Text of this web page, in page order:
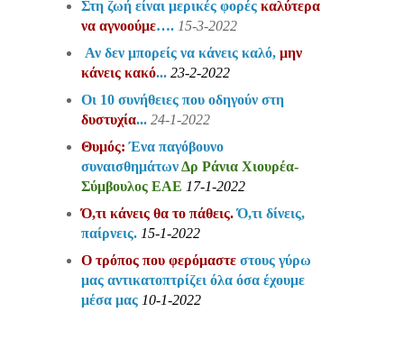
Στη ζωή είναι μερικές φορές καλύτερα
να αγνοούμε…. 15-3-2022
Αν δεν μπορείς να κάνεις καλό, μην
κάνεις κακό... 23-2-2022
Οι 10 συνήθειες που οδηγούν στη
δυστυχία... 24-1-2022
Θυμός: Ένα παγόβουνο
συναισθημάτωνΔρ Ράνια Χιουρέα-
Σύμβουλος ΕΑΕ 17-1-2022
Ό,τι κάνεις θα το πάθεις.Ό,τι δίνεις,
παίρνεις. 15-1-2022
Ο τρόπος που φερόμαστεστους γύρω
μας αντικατοπτρίζει όλα όσα έχουμε
μέσα μας 10-1-2022